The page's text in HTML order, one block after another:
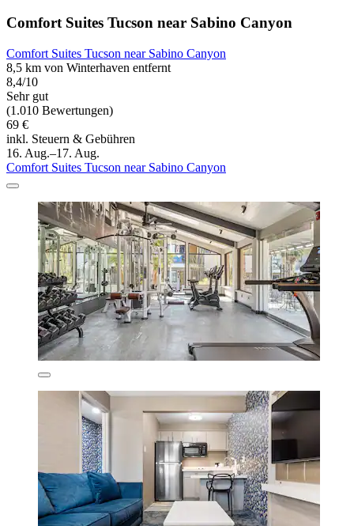
Comfort Suites Tucson near Sabino Canyon
Comfort Suites Tucson near Sabino Canyon
8,5 km von Winterhaven entfernt
8,4/10
Sehr gut
(1.010 Bewertungen)
69 €
inkl. Steuern & Gebühren
16. Aug.–17. Aug.
Comfort Suites Tucson near Sabino Canyon